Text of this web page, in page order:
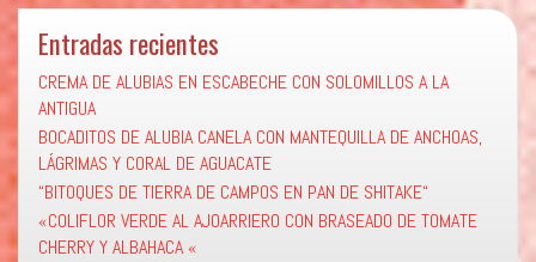
Entradas recientes
CREMA DE ALUBIAS EN ESCABECHE CON SOLOMILLOS A LA
ANTIGUA
BOCADITOS DE ALUBIA CANELA CON MANTEQUILLA DE ANCHOAS,
LÁGRIMAS Y CORAL DE AGUACATE
“BITOQUES DE TIERRA DE CAMPOS EN PAN DE SHITAKE“
«COLIFLOR VERDE AL AJOARRIERO CON BRASEADO DE TOMATE
CHERRY Y ALBAHACA «